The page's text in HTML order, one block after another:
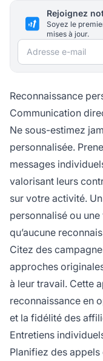
Rejoignez
Soyez le
mises à jour.
Adresse e-mail
Reconnaissance
Communication
Ne sous-estimez
personnalisée.
messages
valorisant leurs
sur votre activité.
personnalisé ou
qu’aucune
Citez des
approches
à leur travail. Cette
reconnaissance en
et la fidélité des
Entretiens
Planifiez des